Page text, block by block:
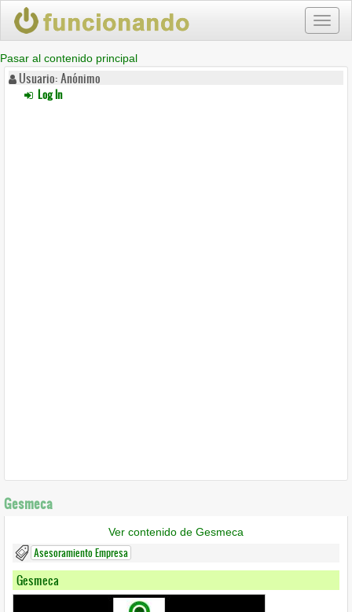
Pasar al contenido principal
Usuario: Anónimo
Log In
Gesmeca
Ver contenido de Gesmeca
Asesoramiento Empresa
Gesmeca